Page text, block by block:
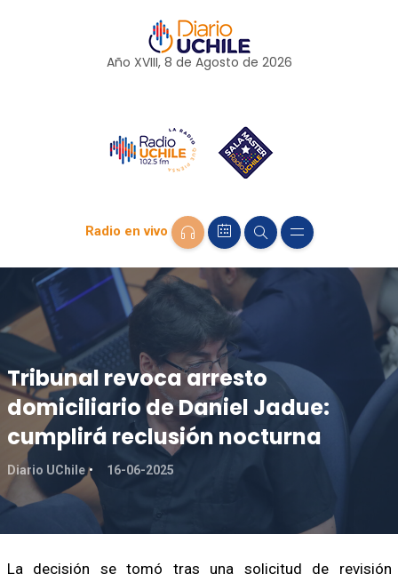
Año XVIII, 8 de Agosto de 2026
Radio en vivo
Tribunal revoca arresto
domiciliario de Daniel Jadue:
cumplirá reclusión nocturna
Diario UChile 16-06-2025
La decisión se tomó tras una solicitud de revisión